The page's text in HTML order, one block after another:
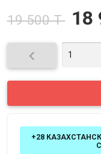
19 500 T 18

+28